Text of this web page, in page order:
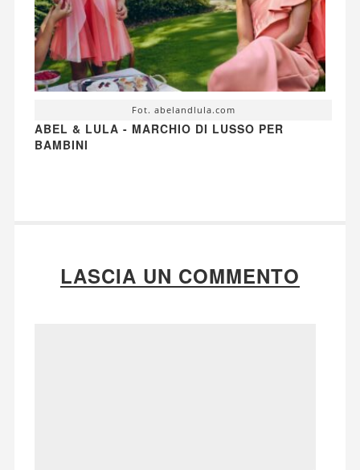
Fot. abelandlula.com
ABEL & LULA - MARCHIO DI LUSSO PER
BAMBINI
LASCIA UN COMMENTO